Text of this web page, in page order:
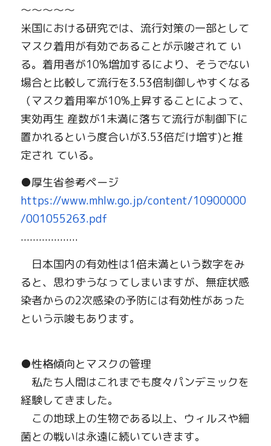
～～～～～
米国における研究では、流行対策の一部として
マスク着用が有効であることが示唆されて い
る。着用者が10%増加するにより、そうでない
場合と比較して流行を3.53倍制御しやすくなる
（マスク着用率が10%上昇することによって、
実効再生 産数が1未満に落ちて流行が制御下に
置かれるという度合いが3.53倍だけ増す)と推
定され ている。
●厚生省参考ページ
https://www.mhlw.go.jp/content/10900000
/001055263.pdf
...................
日本国内の有効性は1倍未満という数字をみ
ると、思わずうなってしまいますが、無症状感
染者からの2次感染の予防には有効性があった
という示唆もあります。
●性格傾向とマスクの管理
私たち人間はこれまでも度々パンデミックを
経験してきました。
この地球上の生物である以上、ウィルスや細
菌との戦いは永遠に続いていきます。